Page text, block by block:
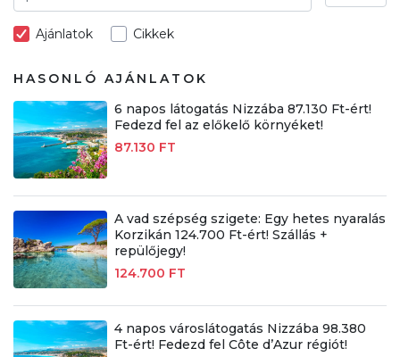
Ajánlatok Cikkek
HASONLÓ AJÁNLATOK
6 napos látogatás Nizzába 87.130 Ft-ért!
Fedezd fel az előkelő környéket!
87.130 FT
A vad szépség szigete: Egy hetes nyaralás
Korzikán 124.700 Ft-ért! Szállás +
repülőjegy!
124.700 FT
4 napos városlátogatás Nizzába 98.380
Ft-ért! Fedezd fel Côte d’Azur régiót!